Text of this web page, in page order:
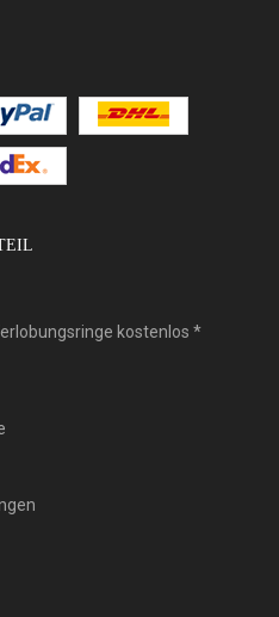
kostenlos *